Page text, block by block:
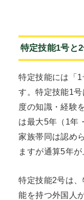
特定技能1号と
特定技能には「
す。特定技能1
度の知識・経験
は最大5年（1年
家族帯同は認め
ますが通算5年が
特定技能2号は
能を持つ外国人